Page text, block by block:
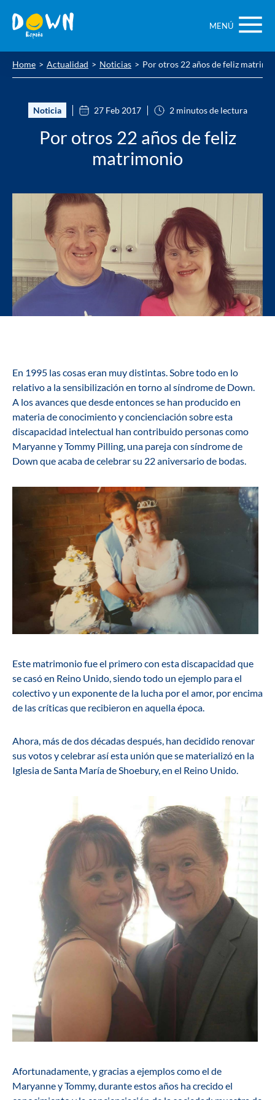
contenido
MENÚ
Home Actualidad Noticias Por otros 22 años de feliz
Noticia 27 Feb 2017 2 minutos de lectura
Por otros 22 años de feliz
matrimonio
En 1995 las cosas eran muy distintas. Sobre todo en lo
relativo a la sensibilización en torno al síndrome de Down.
A los avances que desde entonces se han producido en
materia de conocimiento y concienciación sobre esta
discapacidad intelectual han contribuido personas como
Maryanne y Tommy Pilling, una pareja con síndrome de
Down que acaba de celebrar su 22 aniversario de bodas.
Este matrimonio fue el primero con esta discapacidad que
se casó en Reino Unido, siendo todo un ejemplo para el
colectivo y un exponente de la lucha por el amor, por encima
de las críticas que recibieron en aquella época.
Ahora, más de dos décadas después, han decidido renovar
sus votos y celebrar así esta unión que se materializó en la
Iglesia de Santa María de Shoebury, en el Reino Unido.
Afortunadamente, y gracias a ejemplos como el de
Maryanne y Tommy, durante estos años ha crecido el